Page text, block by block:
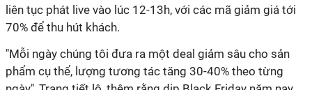
liên tục phát live vào lúc 12-13h, với các mã giảm giá tới
70% để thu hút khách.
"Mỗi ngày chúng tôi đưa ra một deal giảm sâu cho sản
phẩm cụ thể, lượng tương tác tăng 30-40% theo từng